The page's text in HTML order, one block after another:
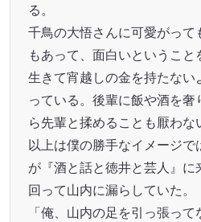
る。
千鳥の大悟さんに可愛がって
もあって、面白いということ
生きて宵越しの金を持たない
っている。後輩に飯や酒を奢
ら先輩と揉めることも厭わな
以上は僕の勝手なイメージ
が『酒と話と徳井と芸人』に
回って山内に漏らしていた。
「俺、山内の足を引っ張って